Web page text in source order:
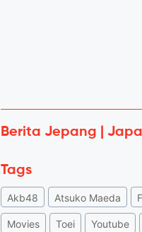
Berita Jepang |
Tags
Akb48 Atsuko Maeda
Movies Toei Youtube